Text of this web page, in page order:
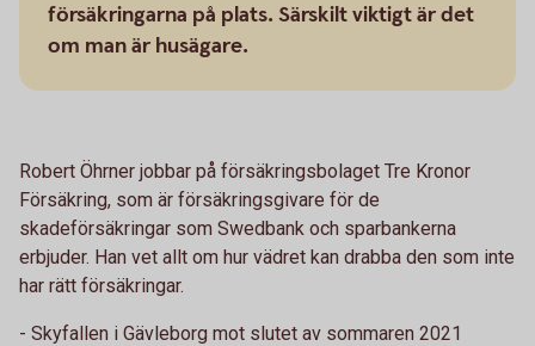
försäkringarna på plats. Särskilt viktigt är det
om man är husägare.
Robert Öhrner jobbar på försäkringsbolaget Tre Kronor
Försäkring, som är försäkringsgivare för de
skadeförsäkringar som Swedbank och sparbankerna
erbjuder. Han vet allt om hur vädret kan drabba den som inte
har rätt försäkringar.
- Skyfallen i Gävleborg mot slutet av sommaren 2021